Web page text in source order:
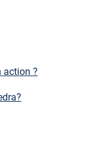
action ?